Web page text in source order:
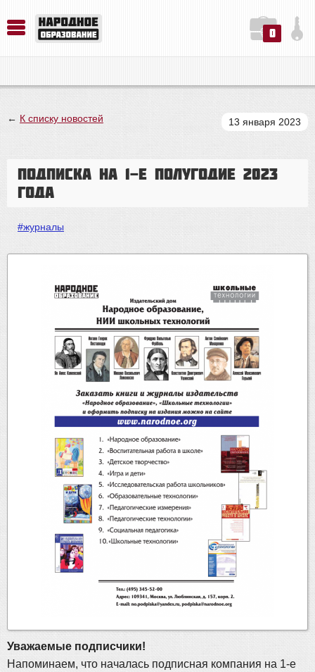
0
← К списку новостей 13 января 2023
Подписка на 1-е полугодие 2023
года
#журналы
Уважаемые подписчики!
Напоминаем, что началась подписная компания на 1-е